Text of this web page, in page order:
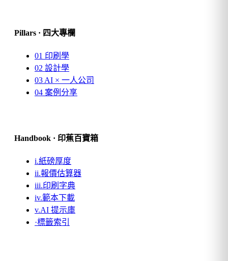
Pillars · 四大專欄
01 印刷學
02 設計學
03AI × 一人公司
04 案例分享
Handbook · 印蕉百寶箱
i.紙磅厚度
ii.報價估算器
iii.印刷字典
iv.範本下載
v.AI 提示庫
·標籤索引